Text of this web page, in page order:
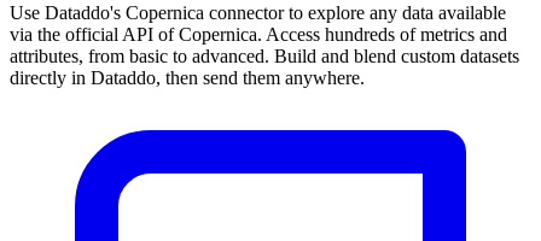
Use Dataddo's Copernica connector to explore any data available
via the official API of Copernica. Access hundreds of metrics and
attributes, from basic to advanced. Build and blend custom datasets
directly in Dataddo, then send them anywhere.